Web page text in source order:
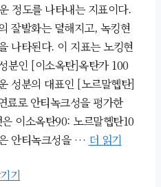
정도를 나타내는 지표이다.
잘발화는 덜해지고, 녹킹현
나타된다. 이 지표는 노킹현
분인 [이소옥탄]옥탄가 100
성분의 대표인 [노르말헵탄]
료로 안티녹크성을 평가한
이소옥탄90: 노르말헵탄10
안티녹크성을 … 더 읽기
기